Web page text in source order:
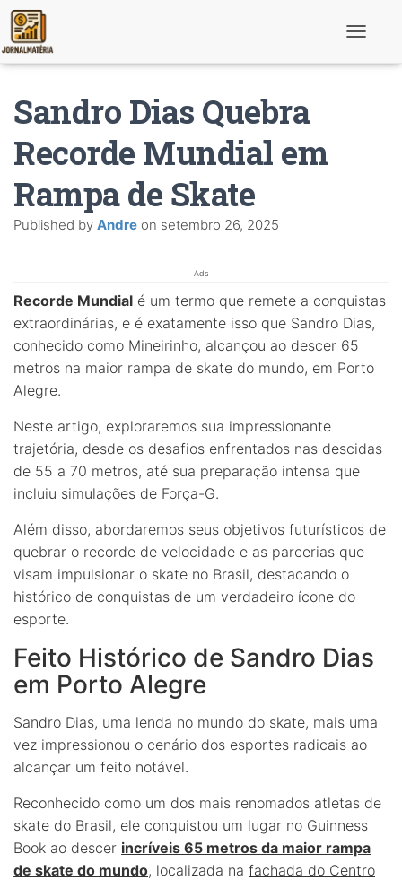
Sandro Dias Quebra
Recorde Mundial em
Rampa de Skate
Published by Andre on setembro 26, 2025
Ads
Recorde Mundial é um termo que remete a conquistas
extraordinárias, e é exatamente isso que Sandro Dias,
conhecido como Mineirinho, alcançou ao descer 65
metros na maior rampa de skate do mundo, em Porto
Alegre.
Neste artigo, exploraremos sua impressionante
trajetória, desde os desafios enfrentados nas descidas
de 55 a 70 metros, até sua preparação intensa que
incluiu simulações de Força-G.
Além disso, abordaremos seus objetivos futurísticos de
quebrar o recorde de velocidade e as parcerias que
visam impulsionar o skate no Brasil, destacando o
histórico de conquistas de um verdadeiro ícone do
esporte.
Feito Histórico de Sandro Dias
em Porto Alegre
Sandro Dias, uma lenda no mundo do skate, mais uma
vez impressionou o cenário dos esportes radicais ao
alcançar um feito notável.
Reconhecido como um dos mais renomados atletas de
skate do Brasil, ele conquistou um lugar no Guinness
Book ao descer incríveis 65 metros da maior rampa
de skate do mundo, localizada na fachada do Centro